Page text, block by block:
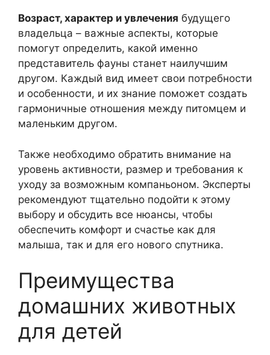
Возраст, характер и увлечения будущего
владельца – важные аспекты, которые
помогут определить, какой именно
представитель фауны станет наилучшим
другом. Каждый вид имеет свои потребности
и особенности, и их знание поможет создать
гармоничные отношения между питомцем и
маленьким другом.
Также необходимо обратить внимание на
уровень активности, размер и требования к
уходу за возможным компаньоном. Эксперты
рекомендуют тщательно подойти к этому
выбору и обсудить все нюансы, чтобы
обеспечить комфорт и счастье как для
малыша, так и для его нового спутника.
Преимущества
домашних животных
для детей